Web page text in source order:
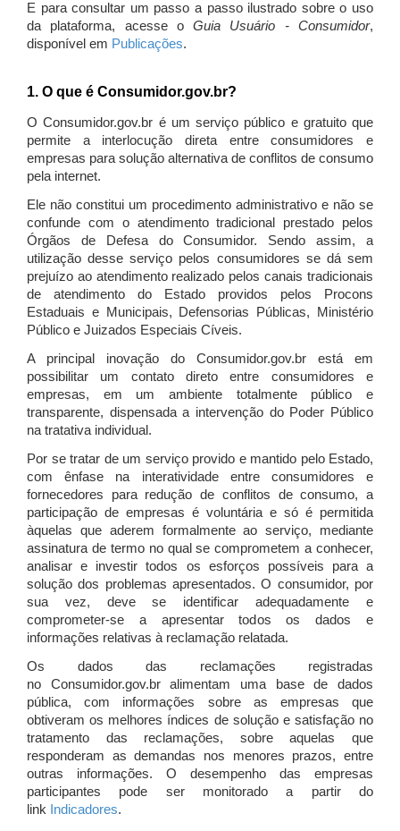
E para consultar um passo a passo ilustrado sobre o uso
da plataforma, acesse oGuia Usuário - Consumidor,
disponível em Publicações.
1. O que é Consumidor.gov.br?
O Consumidor.gov.br é um serviço público e gratuito que
permite a interlocução direta entre consumidores e
empresas para solução alternativa de conflitos de consumo
pela internet.
Ele não constitui um procedimento administrativo e não se
confunde com o atendimento tradicional prestado pelos
Órgãos de Defesa do Consumidor. Sendo assim, a
utilização desse serviço pelos consumidores se dá sem
prejuízo ao atendimento realizado pelos canais tradicionais
de atendimento do Estado providos pelos Procons
Estaduais e Municipais, Defensorias Públicas, Ministério
Público e Juizados Especiais Cíveis.
A principal inovação do Consumidor.gov.br está em
possibilitar um contato direto entre consumidores e
empresas, em um ambiente totalmente público e
transparente, dispensada a intervenção do Poder Público
na tratativa individual.
Por se tratar de um serviço provido e mantido pelo Estado,
com ênfase na interatividade entre consumidores e
fornecedores para redução de conflitos de consumo, a
participação de empresas é voluntária e só é permitida
àquelas que aderem formalmente ao serviço, mediante
assinatura de termo no qual se comprometem a conhecer,
analisar e investir todos os esforços possíveis para a
solução dos problemas apresentados. O consumidor, por
sua vez, deve se identificar adequadamente e
comprometer-se a apresentar todos os dados e
informações relativas à reclamação relatada.
Os dados das reclamações registradas
no Consumidor.gov.br alimentam uma base de dados
pública, com informações sobre as empresas que
obtiveram os melhores índices de solução e satisfação no
tratamento das reclamações, sobre aquelas que
responderam as demandas nos menores prazos, entre
outras informações. O desempenho das empresas
participantes pode ser monitorado a partir do
link Indicadores.